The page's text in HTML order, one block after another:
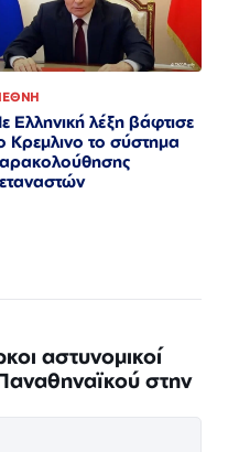
Ελληνική λέξη βάφτισε
Κρεμλινο το σύστημα
αστυνομικοί
στην